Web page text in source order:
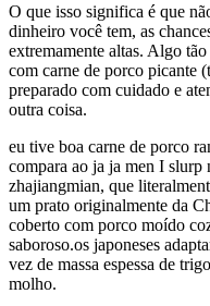
O que isso significa é que
dinheiro você tem, as
extremamente altas. Algo
com carne de porco picante
preparado com cuidado e
outra coisa.
eu tive boa carne de porco
compara ao ja ja men I slurp
zhajiangmian, que
um prato originalmente da
coberto com porco moído
saboroso.os japoneses
vez de massa espessa de
molho.